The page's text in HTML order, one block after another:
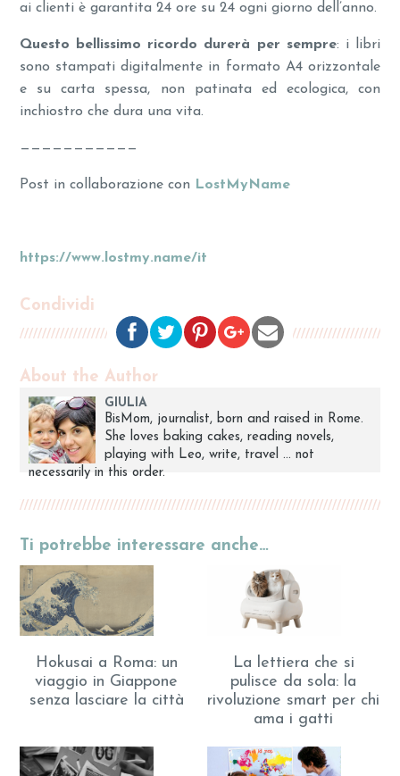
ai clienti è garantita 24 ore su 24 ogni giorno dell’anno.
Questo bellissimo ricordo durerà per sempre: i libri
sono stampati digitalmente in formato A4 orizzontale
e su carta spessa, non patinata ed ecologica, con
inchiostro che dura una vita.
———————————
Post in collaborazione con LostMyName
https://www.lostmy.name/it
Condividi
About the Author
GIULIA
BisMom, journalist, born and raised in Rome.
She loves baking cakes, reading novels,
playing with Leo, write, travel ... not
necessarily in this order.
Ti potrebbe interessare anche…
Hokusai a Roma: un
viaggio in Giappone
senza lasciare la città
La lettiera che si
pulisce da sola: la
rivoluzione smart per chi
ama i gatti